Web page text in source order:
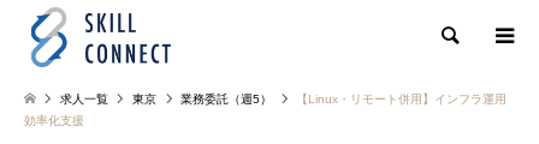
検索
求人一覧 東京 業務委託（週5）
【Linux・リモート併用】インフラ運用
効率化支援